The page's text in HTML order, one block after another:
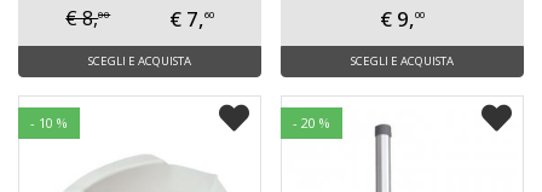
€ 8,00 € 7,60
SCEGLI E ACQUISTA
€ 9,00
SCEGLI E ACQUISTA
- 10 % - 20 %